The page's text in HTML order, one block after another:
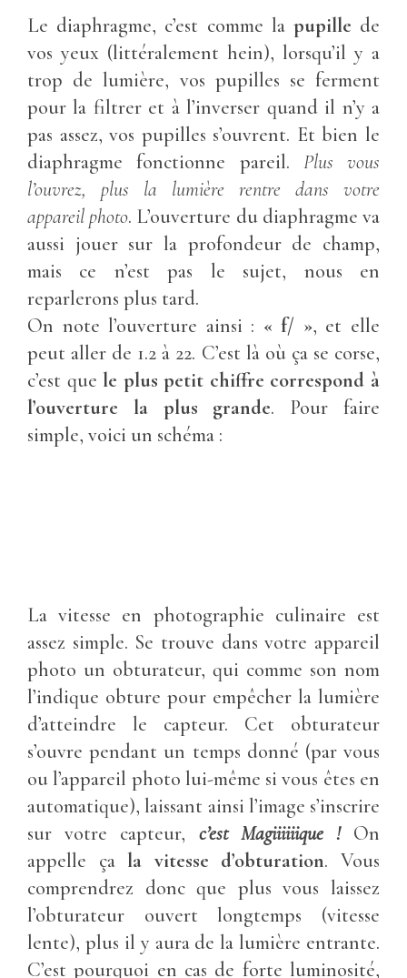
Le diaphragme, c’est comme la pupille de
vos yeux (littéralement hein), lorsqu’il y a
trop de lumière, vos pupilles se ferment
pour la filtrer et à l’inverser quand il n’y a
pas assez, vos pupilles s’ouvrent. Et bien le
diaphragme fonctionne pareil. Plus vous
l’ouvrez, plus la lumière rentre dans votre
appareil photo. L’ouverture du diaphragme va
aussi jouer sur la profondeur de champ,
mais ce n’est pas le sujet, nous en
reparlerons plus tard.
On note l’ouverture ainsi : « f/ », et elle
peut aller de 1.2 à 22. C’est là où ça se corse,
c’est que le plus petit chiffre correspond à
l’ouverture la plus grande. Pour faire
simple, voici un schéma :
La vitesse en photographie culinaire est
assez simple. Se trouve dans votre appareil
photo un obturateur, qui comme son nom
l’indique obture pour empêcher la lumière
d’atteindre le capteur. Cet obturateur
s’ouvre pendant un temps donné (par vous
ou l’appareil photo lui-même si vous êtes en
automatique), laissant ainsi l’image s’inscrire
sur votre capteur, c’est Magiiiiiique !On
appelle ça la vitesse d’obturation. Vous
comprendrez donc que plus vous laissez
l’obturateur ouvert longtemps (vitesse
lente), plus il y aura de la lumière entrante.
C’est pourquoi en cas de forte luminosité,